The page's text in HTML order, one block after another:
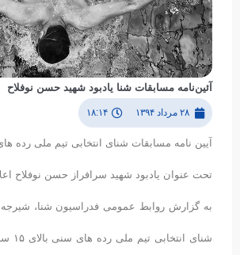
مسابقات شنا یادبود شهید حسن نوفلاح
۱۸:۱۴
عنوان یادبود شهید سرافراز حسن نوفلاح اعلام شد.
گزارش روابط عمومی فدراسیون شنا، شیرجه و
شنای انتخابی تیم ملی رده